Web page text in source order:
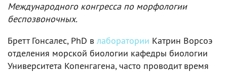
Международного конгресса по морфологии
беспозвоночных.
Бретт Гонсалес, PhD в лаборатории Катрин Ворсоэ
отделения морской биологии кафедры биологии
Университета Копенгагена, часто проводит время